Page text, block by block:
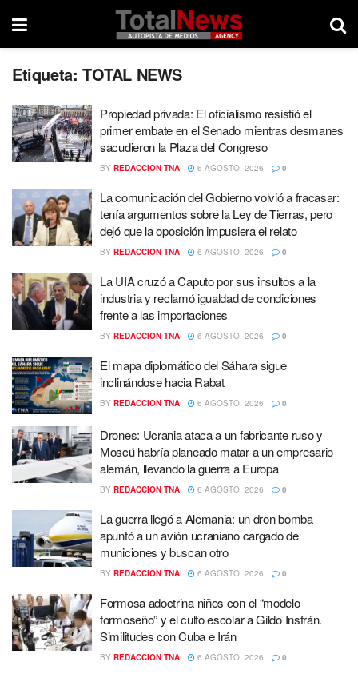
Etiqueta: TOTAL NEWS
Propiedad privada: El oficialismo resistió el
primer embate en el Senado mientras desmanes
sacudieron la Plaza del Congreso
BY REDACCION TNA 6 AGOSTO, 2026 0
La comunicación del Gobierno volvió a fracasar:
tenía argumentos sobre la Ley de Tierras, pero
dejó que la oposición impusiera el relato
BY REDACCION TNA 6 AGOSTO, 2026 0
La UIA cruzó a Caputo por sus insultos a la
industria y reclamó igualdad de condiciones
frente a las importaciones
BY REDACCION TNA 6 AGOSTO, 2026 0
El mapa diplomático del Sáhara sigue
inclinándose hacia Rabat
BY REDACCION TNA 6 AGOSTO, 2026 0
Drones: Ucrania ataca a un fabricante ruso y
Moscú habría planeado matar a un empresario
alemán, llevando la guerra a Europa
BY REDACCION TNA 6 AGOSTO, 2026 0
La guerra llegó a Alemania: un dron bomba
apuntó a un avión ucraniano cargado de
municiones y buscan otro
BY REDACCION TNA 6 AGOSTO, 2026 0
Formosa adoctrina niños con el “modelo
formoseño” y el culto escolar a Gildo Insfrán.
Similitudes con Cuba e Irán
BY REDACCION TNA 6 AGOSTO, 2026 0